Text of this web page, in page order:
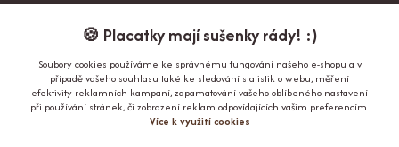
info@proplacatky.cz🍪 Placatky mají sušenky rády! :)
Soubory cookies používáme ke správnému fungování našeho e-shopu a v
případě vašeho souhlasu také ke sledování statistik o webu, měření
efektivity reklamních kampaní, zapamatování vašeho oblíbeného nastavení
při používání stránek, či zobrazení reklam odpovídajících vašim preferencím.
Více k využití cookies